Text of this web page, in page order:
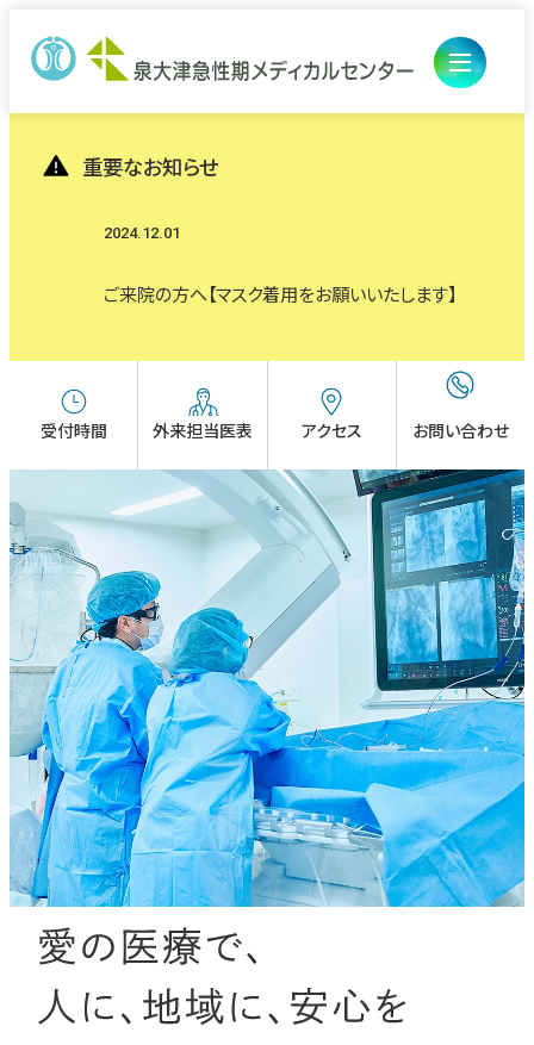
再診の方
外来担当医表
セカンドオピニオン外来
相談窓口
入院・ご面会
入退院の手続き・お支払い
入院中の生活
ご面会
フリーWi-Fi
医療診療部
総合診療センター
循環器内科・冠疾患内科
心不全センター
消化器内科
呼吸器内科
血液疾患センター
糖尿病・内分泌科
脳神経内科
医師研修センター
医師研修センター
看護部
看護部
薬剤部
薬剤部
診療技術部
栄養管理室
臨床工学室
臨床検査室
放射線治療・医学物理室
放射線室
地域連携部
地域医療連携室
医療福祉相談室
入院サポートセンター
入退院サポートセンター
クオリティ管理センター
感染制御室
管理部
医療情報課
病院について
病院長あいさつ
理念・基本方針
施設概要
フロアマップ
患者さんの権利と責務
包括同意
高度医療
医療関係の方
イベント・セミナー
患者さんの紹介方法
地域医療連携室
各科の医師紹介
臨床研修
採用情報
交通アクセス
採用情報
セミナー・イベント
English
午前
8:15-
午
後
重要なお知らせ
2024.12.01
ご来院の方へ【マスク着用をお願いいたします】
受付時間 外来担当医表 アクセス お問い合わせ